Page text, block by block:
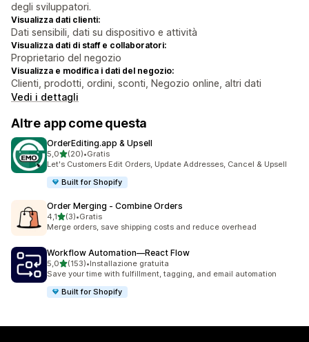
degli sviluppatori.
Visualizza dati clienti:
Dati sensibili, dati su dispositivo e attività
Visualizza dati di staff e collaboratori:
Proprietario del negozio
Visualizza e modifica i dati del negozio:
Clienti, prodotti, ordini, sconti, Negozio online, altri dati
Vedi i dettagli
Altre app come questa
OrderEditing.app & Upsell
5,0stelle su 5
(20)
20 recensioni totali
•Gratis
Let's Customers Edit Orders, Update Addresses, Cancel & Upsell
Built for Shopify
Order Merging ‑ Combine Orders
4,1stelle su 5
(3)
3 recensioni totali
•Gratis
Merge orders, save shipping costs and reduce overhead
Workflow Automation—React Flow
5,0stelle su 5
(153)
153 recensioni totali
•Installazione gratuita
Save your time with fulfillment, tagging, and email automation
Built for Shopify